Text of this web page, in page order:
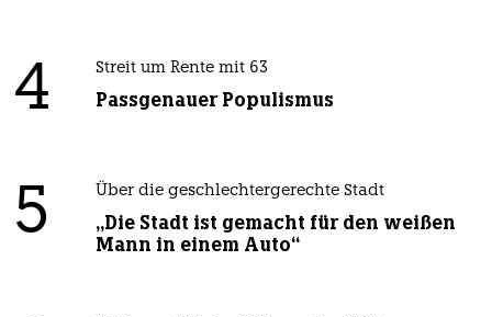
4 Streit um Rente mit 63
Passgenauer Populismus
5 Über die geschlechtergerechte Stadt
„Die Stadt ist gemacht für den weißen
Mann in einem Auto“